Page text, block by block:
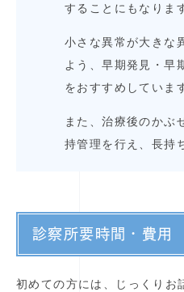
することにもなりま
小さな異常が大きな
よう、早期発見・早
をおすすめしていま
また、治療後のかぶ
持管理を行え、長持
診察所要時間・費用
初めての方には、じっくりお